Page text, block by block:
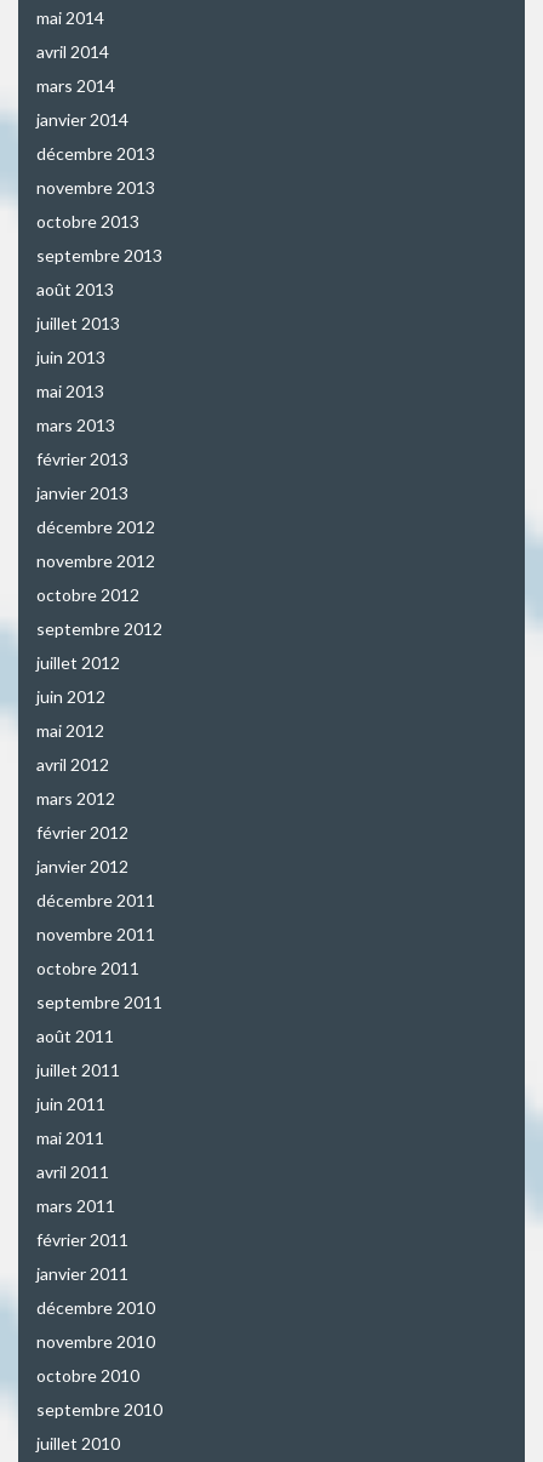
mai 2014
avril 2014
mars 2014
janvier 2014
décembre 2013
novembre 2013
octobre 2013
septembre 2013
août 2013
juillet 2013
juin 2013
mai 2013
mars 2013
février 2013
janvier 2013
décembre 2012
novembre 2012
octobre 2012
septembre 2012
juillet 2012
juin 2012
mai 2012
avril 2012
mars 2012
février 2012
janvier 2012
décembre 2011
novembre 2011
octobre 2011
septembre 2011
août 2011
juillet 2011
juin 2011
mai 2011
avril 2011
mars 2011
février 2011
janvier 2011
décembre 2010
novembre 2010
octobre 2010
septembre 2010
juillet 2010